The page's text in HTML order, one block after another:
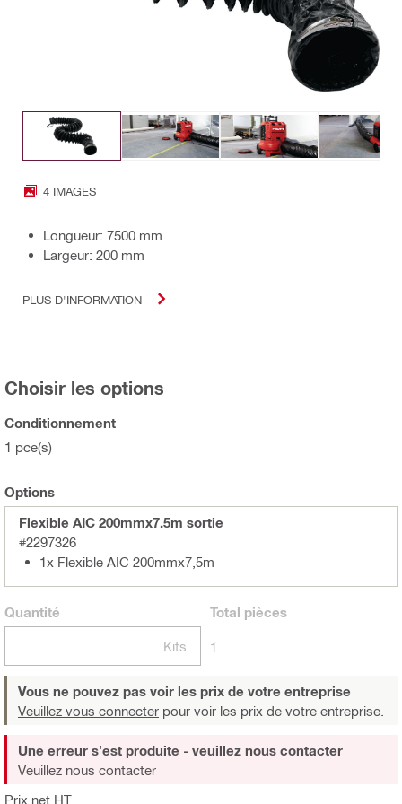
4 IMAGES
Longueur: 7500 mm
Largeur: 200 mm
PLUS D'INFORMATION
Choisir les options
Conditionnement
1 pce(s)
Options
Flexible AIC 200mmx7.5m sortie
#2297326
1x Flexible AIC 200mmx7,5m
Quantité
Kits
Total pièces
1
Vous ne pouvez pas voir les prix de votre entreprise
Veuillez vous connecter pour voir les prix de votre entreprise.
Prix net HT
Une erreur s'est produite - veuillez nous contacter
Veuillez nous contacter